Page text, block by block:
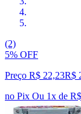
(2)
5% OFF
Preço R$ 22,23R$
no Pix Ou 1x de